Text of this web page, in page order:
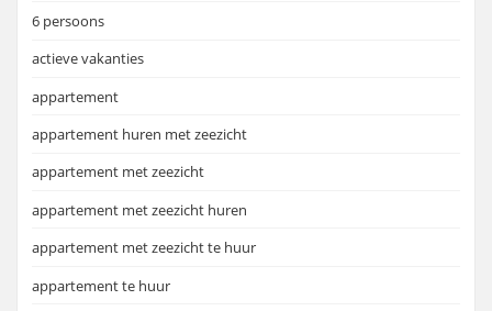
6 persoons
actieve vakanties
appartement
appartement huren met zeezicht
appartement met zeezicht
appartement met zeezicht huren
appartement met zeezicht te huur
appartement te huur